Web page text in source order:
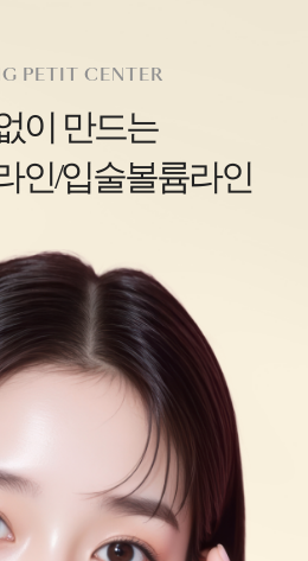
PETIT CENTER
이 만드는
인/입술볼륨라인